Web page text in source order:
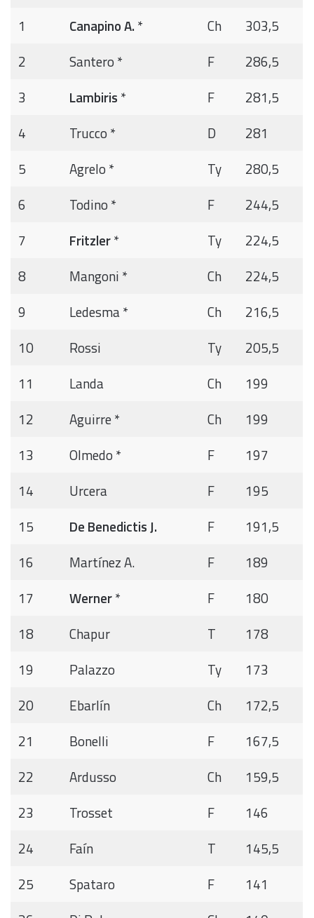
1
Canapino A. * Ch
303,5
2
Santero * F
286,5
3
Lambiris * F
281,5
4
Trucco * D
281
5
Agrelo * Ty
280,5
6
Todino * F
244,5
7
Fritzler* Ty
224,5
8
Mangoni * Ch
224,5
9
Ledesma * Ch
216,5
10
Rossi Ty
205,5
11
Landa Ch
199
12
Aguirre * Ch
199
13
Olmedo * F
197
14
Urcera F
195
15
De Benedictis J. F
191,5
16
Martínez A. F
189
17
Werner* F
180
18
Chapur T
178
19
Palazzo Ty
173
20
Ebarlín Ch
172,5
21
Bonelli F
167,5
22
Ardusso Ch
159,5
23
Trosset F
146
24
Faín T
145,5
25
Spataro F
141